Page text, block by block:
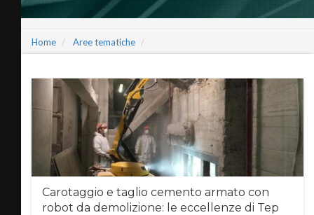
COMPLEXLAB PARTNER
Home Aree tematiche
Carotaggio e taglio cemento armato con
robot da demolizione: le eccellenze di Tep